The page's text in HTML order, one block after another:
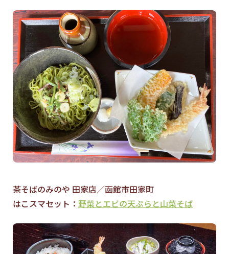
茶そばのみのや 田家店／函館市田家町
はこスマセット： 野菜とエビの天ぷらと山菜そば